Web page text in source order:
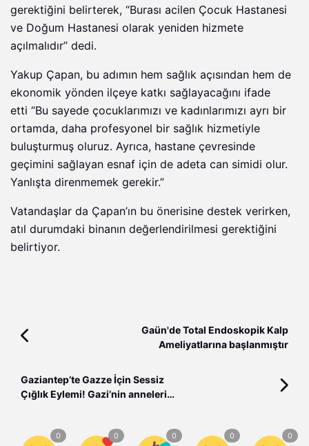
gerektiğini belirterek, “Burası acilen Çocuk Hastanesi
ve Doğum Hastanesi olarak yeniden hizmete
açılmalıdır” dedi.
Yakup Çapan, bu adımın hem sağlık açısından hem de
ekonomik yönden ilçeye katkı sağlayacağını ifade
etti “Bu sayede çocuklarımızı ve kadınlarımızı ayrı bir
ortamda, daha profesyonel bir sağlık hizmetiyle
buluşturmuş oluruz. Ayrıca, hastane çevresinde
geçimini sağlayan esnaf için de adeta can simidi olur.
Yanlışta direnmemek gerekir.”
Vatandaşlar da Çapan’ın bu önerisine destek verirken,
atıl durumdaki binanın değerlendirilmesi gerektiğini
belirtiyor.
Gaün'de Total Endoskopik Kalp
Ameliyatlarına başlanmıştır
Gaziantep’te Gazze İçin Sessiz
Çığlık Eylemi! Gazi’nin anneleri